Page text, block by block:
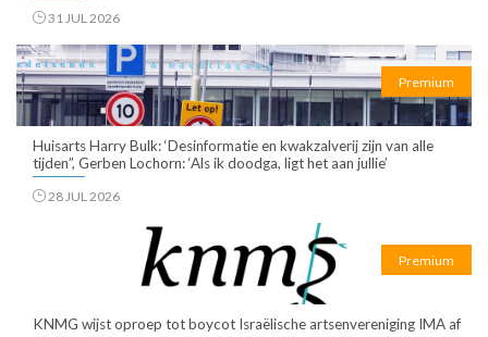
31 JUL 2026
Premium
Huisarts Harry Bulk: ‘Desinformatie en kwakzalverij zijn van alle
tijden”, Gerben Lochorn: ‘Als ik doodga, ligt het aan jullie’
28 JUL 2026
Premium
KNMG wijst oproep tot boycot Israëlische artsenvereniging IMA af